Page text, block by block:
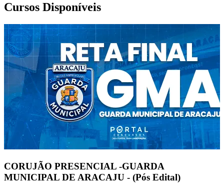
Cursos Disponíveis
CORUJÃO PRESENCIAL -GUARDA
MUNICIPAL DE ARACAJU - (Pós Edital)